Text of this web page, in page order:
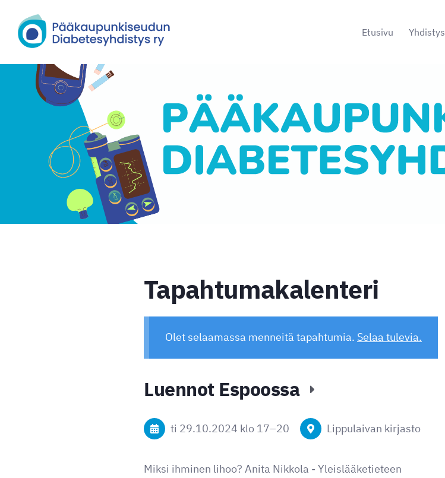
Siirry
sivun
sisältöön
Pääkaupunkiseudun Diabetesyhdistys Etusivu Yhdistys
Tapahtumakalenteri
Olet selaamassa menneitä tapahtumia. Selaa tulevia.
Luennot Espoossa
ti 29.10.2024 klo 17–20 Lippulaivan kirjasto
Miksi ihminen lihoo? Anita Nikkola - Yleislääketieteen